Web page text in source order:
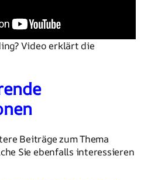
Video erklärt die
Beiträge zum Thema
Sie ebenfalls interessieren